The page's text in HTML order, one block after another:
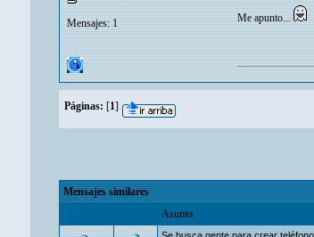
Mensajes: 1 Me apunto...
Páginas: [1]
Mensajes similares
Asunto